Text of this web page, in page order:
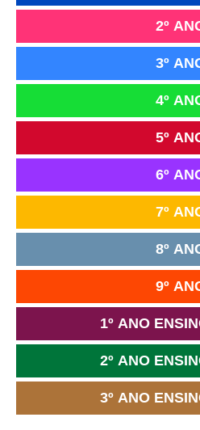
2º
3º
4º
5º
6º
7º
8º
9º
1º ANO
2º ANO
3º ANO